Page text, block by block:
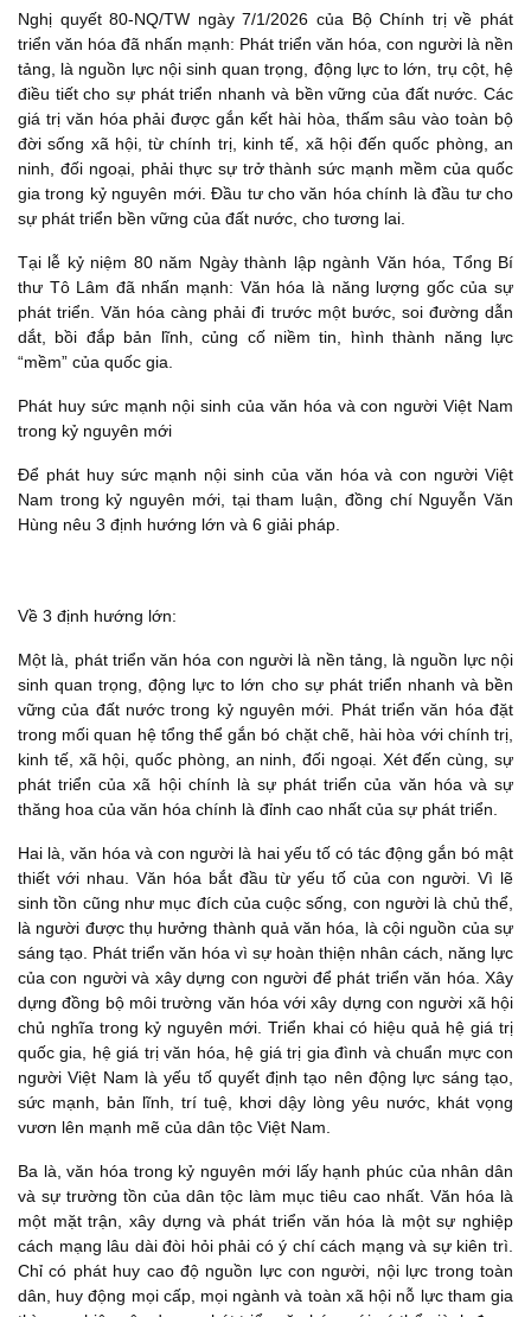
Nghị quyết 80-NQ/TW ngày 7/1/2026 của Bộ Chính trị về phát
triển văn hóa đã nhấn mạnh: Phát triển văn hóa, con người là nền
tảng, là nguồn lực nội sinh quan trọng, động lực to lớn, trụ cột, hệ
điều tiết cho sự phát triển nhanh và bền vững của đất nước. Các
giá trị văn hóa phải được gắn kết hài hòa, thấm sâu vào toàn bộ
đời sống xã hội, từ chính trị, kinh tế, xã hội đến quốc phòng, an
ninh, đối ngoại, phải thực sự trở thành sức mạnh mềm của quốc
gia trong kỷ nguyên mới. Đầu tư cho văn hóa chính là đầu tư cho
sự phát triển bền vững của đất nước, cho tương lai.
Tại lễ kỷ niệm 80 năm Ngày thành lập ngành Văn hóa, Tổng Bí
thư Tô Lâm đã nhấn mạnh: Văn hóa là năng lượng gốc của sự
phát triển. Văn hóa càng phải đi trước một bước, soi đường dẫn
dắt, bồi đắp bản lĩnh, củng cố niềm tin, hình thành năng lực
“mềm” của quốc gia.
Phát huy sức mạnh nội sinh của văn hóa và con người Việt Nam
trong kỷ nguyên mới
Để phát huy sức mạnh nội sinh của văn hóa và con người Việt
Nam trong kỷ nguyên mới, tại tham luận, đồng chí Nguyễn Văn
Hùng nêu 3 định hướng lớn và 6 giải pháp.
Về 3 định hướng lớn:
Một là, phát triển văn hóa con người là nền tảng, là nguồn lực nội
sinh quan trọng, động lực to lớn cho sự phát triển nhanh và bền
vững của đất nước trong kỷ nguyên mới. Phát triển văn hóa đặt
trong mối quan hệ tổng thể gắn bó chặt chẽ, hài hòa với chính trị,
kinh tế, xã hội, quốc phòng, an ninh, đối ngoại. Xét đến cùng, sự
phát triển của xã hội chính là sự phát triển của văn hóa và sự
thăng hoa của văn hóa chính là đỉnh cao nhất của sự phát triển.
Hai là, văn hóa và con người là hai yếu tố có tác động gắn bó mật
thiết với nhau. Văn hóa bắt đầu từ yếu tố của con người. Vì lẽ
sinh tồn cũng như mục đích của cuộc sống, con người là chủ thể,
là người được thụ hưởng thành quả văn hóa, là cội nguồn của sự
sáng tạo. Phát triển văn hóa vì sự hoàn thiện nhân cách, năng lực
của con người và xây dựng con người để phát triển văn hóa. Xây
dựng đồng bộ môi trường văn hóa với xây dựng con người xã hội
chủ nghĩa trong kỷ nguyên mới. Triển khai có hiệu quả hệ giá trị
quốc gia, hệ giá trị văn hóa, hệ giá trị gia đình và chuẩn mực con
người Việt Nam là yếu tố quyết định tạo nên động lực sáng tạo,
sức mạnh, bản lĩnh, trí tuệ, khơi dậy lòng yêu nước, khát vọng
vươn lên mạnh mẽ của dân tộc Việt Nam.
Ba là, văn hóa trong kỷ nguyên mới lấy hạnh phúc của nhân dân
và sự trường tồn của dân tộc làm mục tiêu cao nhất. Văn hóa là
một mặt trận, xây dựng và phát triển văn hóa là một sự nghiệp
cách mạng lâu dài đòi hỏi phải có ý chí cách mạng và sự kiên trì.
Chỉ có phát huy cao độ nguồn lực con người, nội lực trong toàn
dân, huy động mọi cấp, mọi ngành và toàn xã hội nỗ lực tham gia